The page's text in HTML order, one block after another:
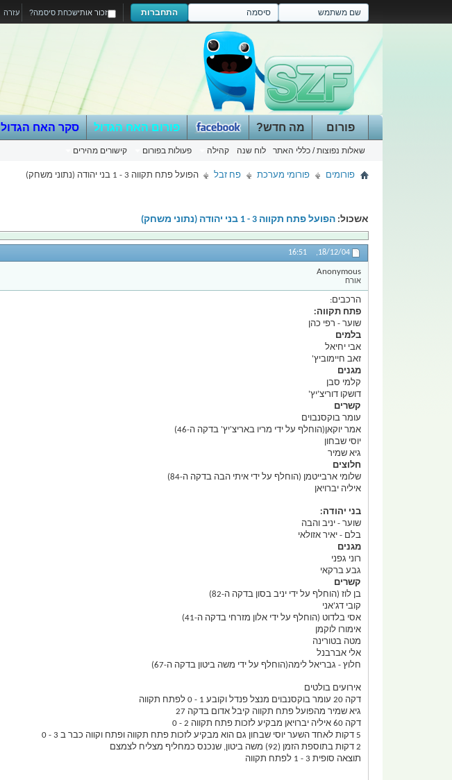
עזרה התחברות זכור אותישכחת סיסמה?
פורום
שאלות נפוצות / כללי האתר לוח שנה קהילה פעולות בפורום קישורים מהירים
מה חדש? פורום האח הגדול סקר האח הגדול
פורומים פורומי מערכת פח זבל הפועל פתח תקווה 3 - 1 בני יהודה (נתוני משחק)
אשכול: הפועל פתח תקווה 3 - 1 בני יהודה (נתוני משחק)
18/12/04,
16:51
Anonymous
אורח
הרכבים:
פתח תקווה:
שוער - רפי כהן
בלמים
אבי יחיאל
זאב חיימוביץ'
מגנים
קלמי סבן
דושקו דוריצ'יץ'
קשרים
עומר בוקסנבוים
אמר יוקאן(הוחלף על ידי מריו באריצ'יץ' בדקה ה-46)
יוסי שבחון
גיא שמיר
חלוצים
שלומי ארבייטמן (הוחלף על ידי איתי הבה בדקה ה-84)
איליה יברויאן
בני יהודה:
שוער - יניב והבה
בלם - יאיר אזולאי
מגנים
רוני גפני
גבע ברקאי
קשרים
בן לוז (הוחלף על ידי יניב בסון בדקה ה-82)
קובי דג'אני
אסי בלדוט (הוחלף על ידי אלון מזרחי בדקה ה-41)
אימורו לוקמן
מטה בטורינה
אלי אברבנל
חלוץ - גבריאל לימה(הוחלף על ידי משה ביטון בדקה ה-67)
אירועים בולטים
דקה 20 עומר בוקסנבוים מנצל פנדל וקובע 1 - 0 לפתח תקווה
גיא שמיר מהפועל פתח תקווה קיבל אדום בדקה 27
דקה 60 איליה יברויאן מבקיע לזכות פתח תקווה 2 - 0
5 דקות לאחד השער יוסי שבחון גם הוא מבקיע לזכות פתח תקווה ופתח וקווה כבר ב 3 - 0
2 דקות בתוספת הזמן (92) משה ביטון, שנכנס כמחליף מצליח לצמצם
תוצאה סופית 3 - 1 לפתח תקווה